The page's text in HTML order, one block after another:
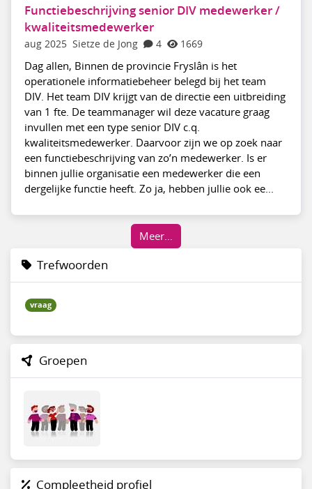
Functiebeschrijving senior DIV medewerker /
kwaliteitsmedewerker
aug 2025 Sietze de Jong 4 1669
Dag allen, Binnen de provincie Fryslân is het
operationele informatiebeheer belegd bij het team
DIV. Het team DIV krijgt van de directie een uitbreiding
van 1 fte. De teammanager wil deze vacature graag
invullen met een type senior DIV c.q.
kwaliteitsmedewerker. Daarvoor zijn we op zoek naar
een functiebeschrijving van zo’n medewerker. Is er
binnen jullie organisatie een medewerker die een
dergelijke functie heeft. Zo ja, hebben jullie ook ee...
Meer…
Trefwoorden
vraag
Groepen
Compleetheid profiel